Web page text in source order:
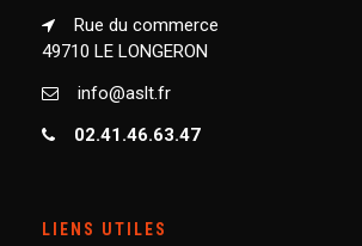
Rue du commerce
49710 LE LONGERON
info@aslt.fr
02.41.46.63.47
LIENS UTILES